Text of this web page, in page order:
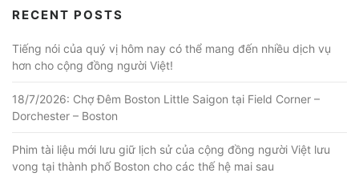
RECENT POSTS
Tiếng nói của quý vị hôm nay có thể mang đến nhiều dịch vụ
hơn cho cộng đồng người Việt!
18/7/2026: Chợ Đêm Boston Little Saigon tại Field Corner –
Dorchester – Boston
Phim tài liệu mới lưu giữ lịch sử của cộng đồng người Việt lưu
vong tại thành phố Boston cho các thế hệ mai sau